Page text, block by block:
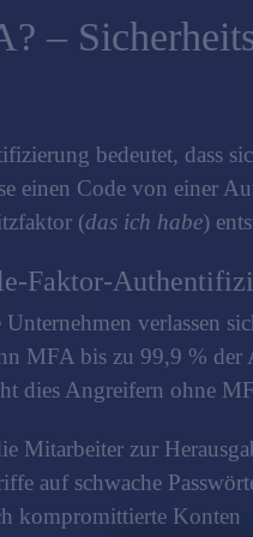
–
bedeutet, dass
einen Code von einer
(das ich habe)
Faktor-
verlassen
MFA bis zu 99,9 % der
dies Angreifern ohne
Mitarbeiter zur
auf schwache
kompromittierte Konten